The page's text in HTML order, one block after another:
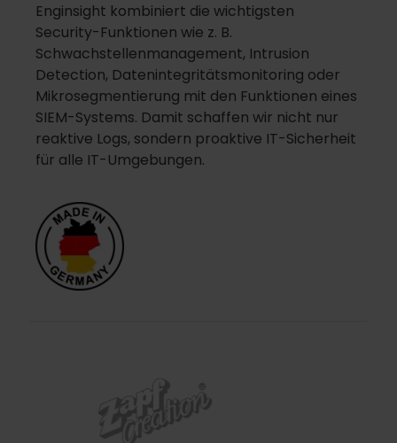
Enginsight kombiniert die wichtigsten
Security-Funktionen wie z. B.
Schwachstellenmanagement, Intrusion
Detection, Datenintegritätsmonitoring oder
Mikrosegmentierung mit den Funktionen eines
SIEM-Systems. Damit schaffen wir nicht nur
reaktive Logs, sondern proaktive IT-Sicherheit
für alle IT-Umgebungen.